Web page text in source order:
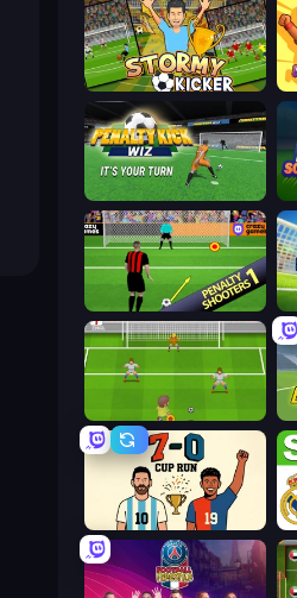
Stormy Kicker
Penalty Kick Wiz
Penalty Shooters
Drop Kick: World Cup